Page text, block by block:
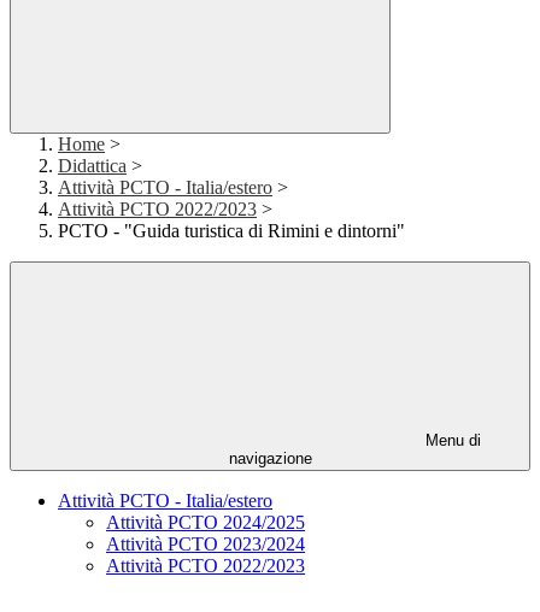
Home >
Didattica >
Attività PCTO - Italia/estero >
Attività PCTO 2022/2023 >
PCTO - "Guida turistica di Rimini e dintorni"
Menu di
navigazione
Attività PCTO - Italia/estero
Attività PCTO 2024/2025
Attività PCTO 2023/2024
Attività PCTO 2022/2023